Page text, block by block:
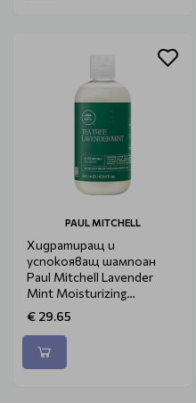
PAUL MITCHELL
Хидратиращ и
успокояващ шампоан
Paul Mitchell Lavender
Mint Moisturizing
Shampoo 300ml.
€ 29.65